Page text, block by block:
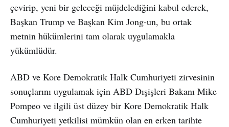
çevirip, yeni bir geleceği müjdelediğini kabul ederek,
Başkan Trump ve Başkan Kim Jong-un, bu ortak
metnin hükümlerini tam olarak uygulamakla
yükümlüdür.
ABD ve Kore Demokratik Halk Cumhuriyeti zirvesinin
sonuçlarını uygulamak için ABD Dışişleri Bakanı Mike
Pompeo ve ilgili üst düzey bir Kore Demokratik Halk
Cumhuriyeti yetkilisi mümkün olan en erken tarihte